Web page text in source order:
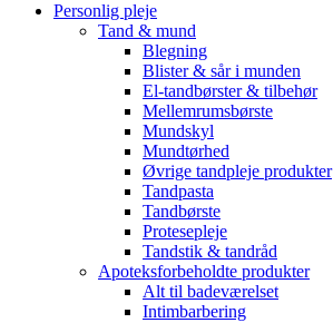
Personlig pleje
Tand & mund
Blegning
Blister & sår i munden
El-tandbørster & tilbehør
Mellemrumsbørste
Mundskyl
Mundtørhed
Øvrige tandpleje produkter
Tandpasta
Tandbørste
Protesepleje
Tandstik & tandråd
Apoteksforbeholdte produkter
Alt til badeværelset
Intimbarbering